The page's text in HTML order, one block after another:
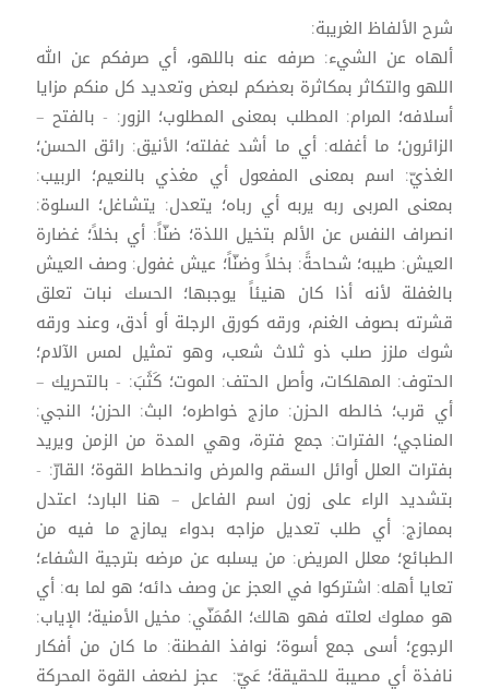
شرح الألفاظ الغريبة:
ألهاه عن الشيء: صرفه عنه باللهو، أي صرفكم عن الله
اللهو والتكاثر بمكاثرة بعضكم لبعض وتعديد كل منكم مزايا
أسلافه؛ المرام: المطلب بمعنى المطلوب؛ الزور: - بالفتح –
الزائرون؛ ما أغفله: أي ما أشد غفلته؛ الأنيق: رائق الحسن؛
الغذيّ: اسم بمعنى المفعول أي مغذي بالنعيم؛ الربيب:
بمعنى المربى ربه يربه أي رباه؛ يتعدل: يتشاغل؛ السلوة:
انصراف النفس عن الألم بتخيل اللذة؛ ضنّاً: أي بخلاً؛ غضارة
العيش: طيبه؛ شحاحةً: بخلاً وضنّاً؛ عيش غفول: وصف العيش
بالغفلة لأنه أذا كان هنيئاً يوجبها؛ الحسك نبات تعلق
قشرته بصوف الغنم، ورقه كورق الرجلة أو أدق، وعند ورقه
شوك ملزز صلب ذو ثلاث شعب، وهو تمثيل لمس الآلام؛
الحتوف: المهلكات، وأصل الحتف: الموت؛ كَثَبَ: - بالتحريك –
أي قرب؛ خالطه الحزن: مازج خواطره؛ البث: الحزن؛ النجي:
المناجي؛ الفترات: جمع فترة، وهي المدة من الزمن ويريد
بفترات العلل أوائل السقم والمرض وانحطاط القوة؛ القارّ: -
بتشديد الراء على زون اسم الفاعل – هنا البارد؛ اعتدل
بممازج: أي طلب تعديل مزاجه بدواء يمازج ما فيه من
الطبائع؛ معلل المريض: من يسلبه عن مرضه بترجية الشفاء؛
تعايا أهله: اشتركوا في العجز عن وصف دائه؛ هو لما به: أي
هو مملوك لعلته فهو هالك؛ المُمَنّي: مخيل الأمنية؛ الإياب:
الرجوع؛ أسى جمع أسوة؛ نوافذ الفطنة: ما كان من أفكار
نافذة أي مصيبة للحقيقة؛ عَيّ: عجز لضعف القوة المحركة